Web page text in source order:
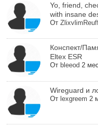
Yo, friend,
with insane
От
Конспект/
Eltex ESR
От bleeod 2
Wireguard и
От lexgreem 2